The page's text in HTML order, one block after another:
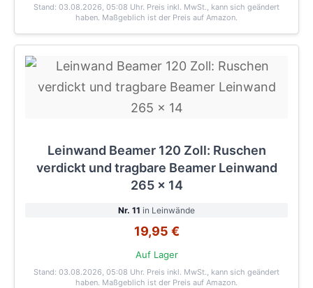
Stand: 03.08.2026, 05:08 Uhr. Preis inkl. MwSt., kann sich geändert
haben. Maßgeblich ist der Preis auf Amazon.
Leinwand Beamer 120 Zoll: Ruschen
verdickt und tragbare Beamer Leinwand
265 x 14
Nr. 11 in Leinwände
19,95 €
Auf Lager
Stand: 03.08.2026, 05:08 Uhr. Preis inkl. MwSt., kann sich geändert
haben. Maßgeblich ist der Preis auf Amazon.